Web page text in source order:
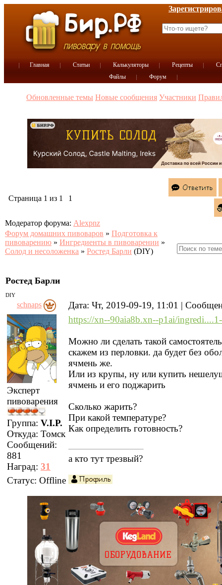
Главная Статьи Калькуляторы Рецепты
Файлы
Форум
Обновленные темы Новые сообщения Участники
Страница 1 из 1 1
Модератор форума: Alexpnz
Форум домашних пивоваров » Подготовка к
пивоварению » Ингредиенты в пивоварении »
Солод и несоложенка » Ростед Барли (DIY)
Ростед Барли
DIY
schnaps Дата: Чт, 2019-09-19, 11:01 |
Эксперт
пивоварения
Группа: V.I.P.
Откуда: Томск
Сообщений:
881
Наград: 31
https://xn--90aia8b.xn--p1ai/
Можно ли сделать такой
скажем из перловки. да будет без
ячмень же.
Или из крупы, ну или купить
ячмень и его поджарить
Сколько жарить?
При какой температуре?
Как определить готовность?
а кто тут трезвый?
Статус: Offline